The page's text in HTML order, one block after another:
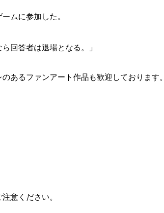
ムに参加した。
回答者は退場となる。」
あるファンアート作品も歓迎しております。
意ください。